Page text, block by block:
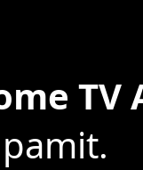
TV
pamit.